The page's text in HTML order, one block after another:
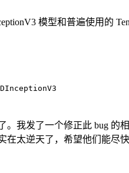
模型和普遍使用的
我发了一个修正此 bug 的相
太逆天了，希望他们能尽快